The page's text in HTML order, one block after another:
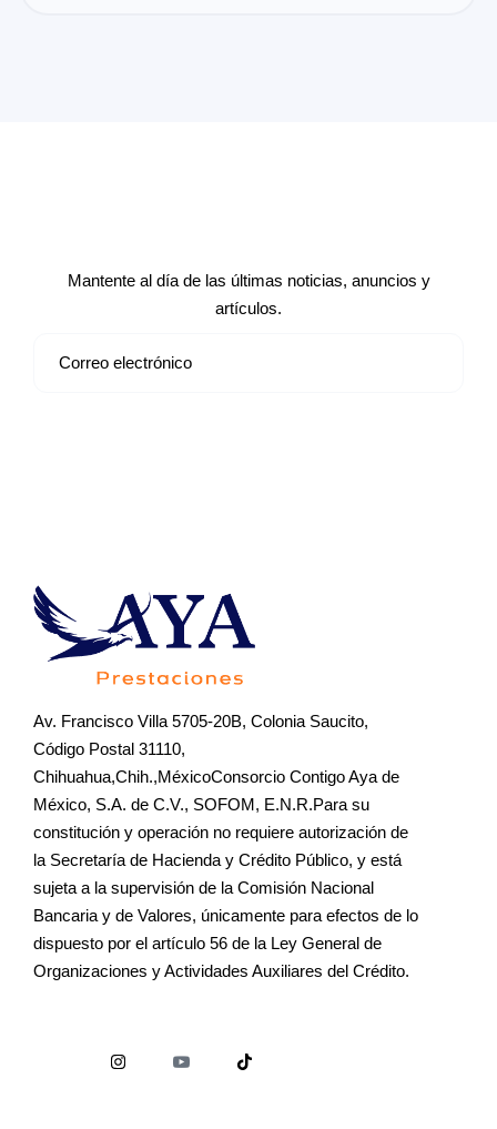
Mantente al día de las últimas noticias, anuncios y
artículos.
Av. Francisco Villa 5705-20B, Colonia Saucito,
Código Postal 31110,
Chihuahua,Chih.,MéxicoConsorcio Contigo Aya de
México, S.A. de C.V., SOFOM, E.N.R.Para su
constitución y operación no requiere autorización de
la Secretaría de Hacienda y Crédito Público, y está
sujeta a la supervisión de la Comisión Nacional
Bancaria y de Valores, únicamente para efectos de lo
dispuesto por el artículo 56 de la Ley General de
Organizaciones y Actividades Auxiliares del Crédito.